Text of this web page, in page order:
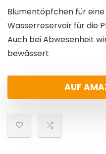
Blumentöpfchen für
Wasserreservoir für die
Auch bei Abwesenheit
bewässert
AUF